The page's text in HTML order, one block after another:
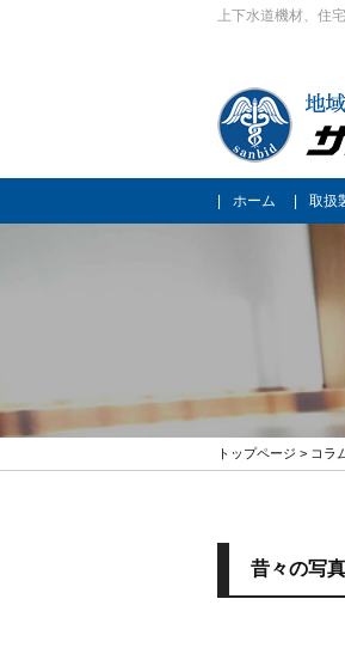
上下水道機材、住
ホーム 取扱
トップページ > コラ
昔々の写真